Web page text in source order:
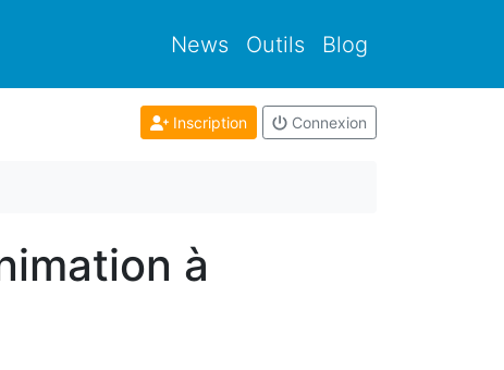
News Outils Blog
Inscription Connexion
à